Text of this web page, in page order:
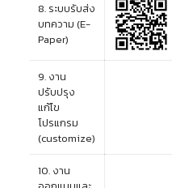
8. ระบบรับส่ง
บทความ (E-
Paper)
9. งาน
ปรับปรุง
แก้ไข
โปรแกรม
(customize)
10. งาน